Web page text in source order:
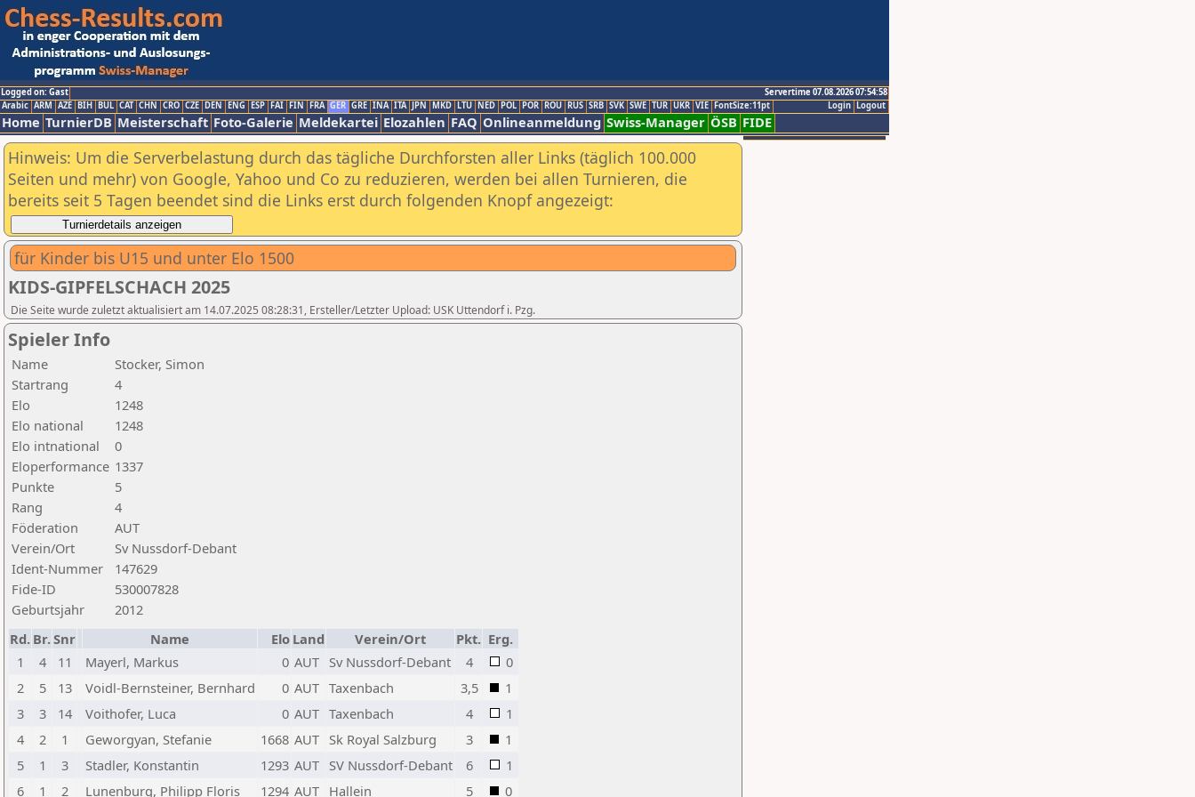
Logged on: Gast
Servertime 07.08.2026 07:54:58
Logout
Login
Arabic ARM AZE BIH BUL CAT CHN CRO CZE DEN ENG ESP FAI FIN FRA GER GRE INA ITA JPN MKD LTU NED POL POR ROU RUS SRB SVK SWE TUR UKR VIE FontSize:11pt
Home TurnierDB Meisterschaft Foto-Galerie Meldekartei Elozahlen FAQ Onlineanmeldung Swiss-Manager ÖSB FIDE
Hinweis: Um die Serverbelastung durch das tägliche Durchforsten aller Links (täglich 100.000
Seiten und mehr) von Google, Yahoo und Co zu reduzieren, werden bei allen Turnieren, die
bereits seit 5 Tagen beendet sind die Links erst durch folgenden Knopf angezeigt:
für Kinder bis U15 und unter Elo 1500
KIDS-GIPFELSCHACH 2025
Die Seite wurde zuletzt aktualisiert am 14.07.2025 08:28:31, Ersteller/Letzter Upload: USK Uttendorf i. Pzg.
Spieler Info
Name
Stocker, Simon
Startrang
4
Elo
1248
Elo national
1248
Elo intnational
0
Eloperformance 1337
Punkte
5
Rang
4
Föderation
AUT
Verein/Ort
Sv Nussdorf-Debant
Ident-Nummer
147629
Fide-ID
530007828
Geburtsjahr
2012
Rd. Br.Snr Name Elo Land Verein/Ort Pkt. Erg.
1
4 11 Mayerl, Markus 0 AUT Sv Nussdorf-Debant 4
0
2
5 13 Voidl-Bernsteiner, Bernhard 0 AUT Taxenbach 3,5
1
3
3 14 Voithofer, Luca 0 AUT Taxenbach 4
1
4
2 1 Geworgyan, Stefanie 1668 AUT Sk Royal Salzburg 3
1
5
1 3 Stadler, Konstantin 1293 AUT SV Nussdorf-Debant 6
1
6
1 2 Lunenburg, Philipp Floris 1294 AUT Hallein 5 0